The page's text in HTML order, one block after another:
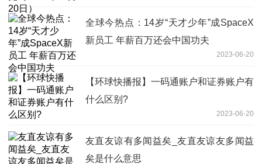
全球今热点：14岁“天才少年”成SpaceX
新员工 年薪百万还会中国功夫
2023-06-20
【环球快播报】一码通账户和证券账户有
什么区别?
2023-06-20
友直友谅有多闻益矣_友直友谅友多闻益
矣是什么意思